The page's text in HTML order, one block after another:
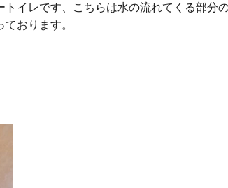
イレです、こちらは水の流れてくる部分
おります。